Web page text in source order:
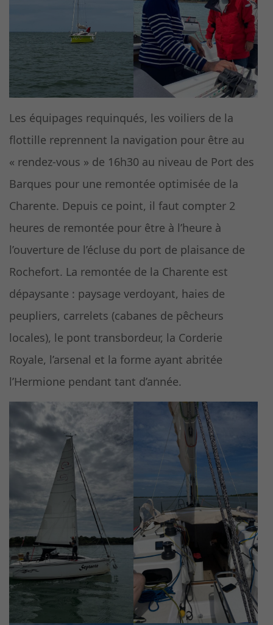
Les équipages requinqués, les voiliers de la
flottille reprennent la navigation pour être au
« rendez-vous » de 16h30 au niveau de Port des
Barques pour une remontée optimisée de la
Charente. Depuis ce point, il faut compter 2
heures de remontée pour être à l’heure à
l’ouverture de l’écluse du port de plaisance de
Rochefort. La remontée de la Charente est
dépaysante : paysage verdoyant, haies de
peupliers, carrelets (cabanes de pêcheurs
locales), le pont transbordeur, la Corderie
Royale, l’arsenal et la forme ayant abritée
l’Hermione pendant tant d’année.